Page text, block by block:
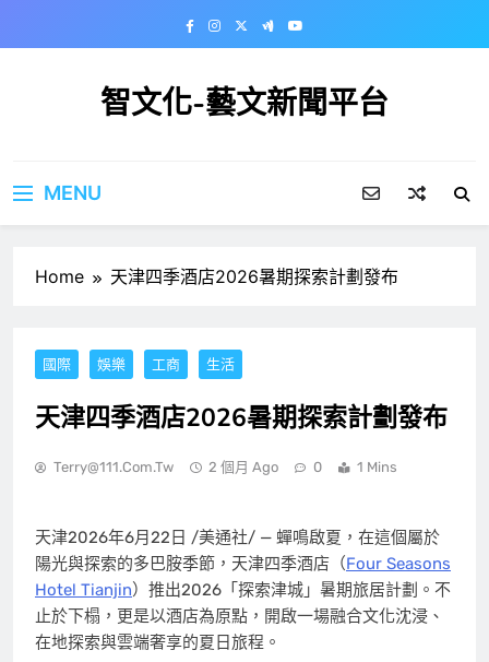
智文化-藝文新聞平台
MENU
Home 天津四季酒店2026暑期探索計劃發布
國際 娛樂 工商 生活
天津四季酒店2026暑期探索計劃發布
Terry@111.com.tw 2 個月 Ago 0 1 Mins
天津2026年6月22日 /美通社/ — 蟬鳴啟夏，在這個屬於
陽光與探索的多巴胺季節，天津四季酒店 （Four Seasons
Hotel Tianjin） 推出2026「探索津城」暑期旅居計劃。不
止於下榻，更是以酒店為原點，開啟一場融合文化沈浸、
在地探索與雲端奢享的夏日旅程。